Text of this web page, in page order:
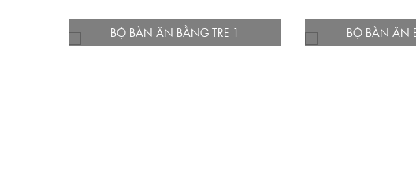
BỘ BÀN ĂN BẰNG TRE 1 BỘ BÀN ĂN